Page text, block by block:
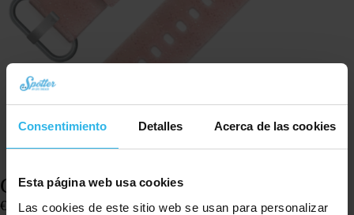
Consentimiento Detalles Acerca de las cookies
Esta página web usa cookies
Las cookies de este sitio web se usan para personalizar
Correa de reloj Spotter – Rosa brillante
€ 14,96